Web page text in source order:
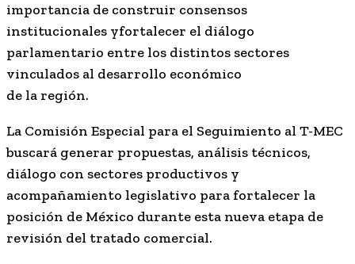
importancia de construir consensos
institucionales yfortalecer el diálogo
parlamentario entre los distintos sectores
vinculados al desarrollo económico
de la región.
La Comisión Especial para el Seguimiento al T-MEC
buscará generar propuestas, análisis técnicos,
diálogo con sectores productivos y
acompañamiento legislativo para fortalecer la
posición de México durante esta nueva etapa de
revisión del tratado comercial.